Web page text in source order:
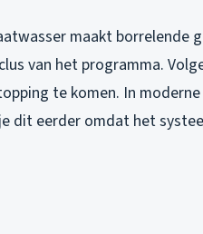
maakt borrelende
van het programma.
te komen. In
dit eerder omdat het